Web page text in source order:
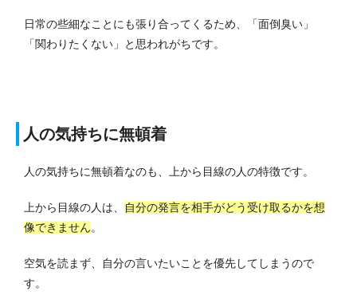
日常の些細なことにも張り合ってくるため、「面倒臭い」
「関わりたくない」と思われがちです。
人の気持ちに無頓着
人の気持ちに無頓着なのも、上から目線の人の特徴です。
上から目線の人は、
自分の発言を相手がどう受け取るかを想
像できません。
空気を読まず、自分の言いたいことを優先してしまうので
す。